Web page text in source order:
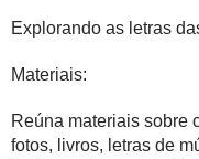
Explorando as letras
Materiais:
Reúna materiais sobre
fotos, livros, letras de